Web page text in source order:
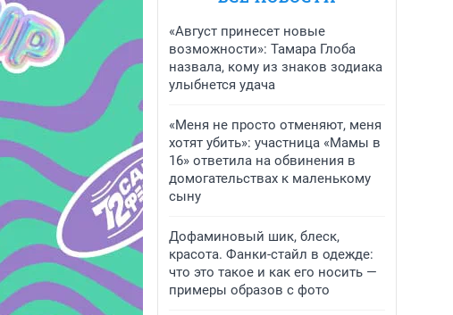
«Август принесет новые
возможности»: Тамара Глоба
назвала, кому из знаков зодиака
улыбнется удача
«Меня не просто отменяют, меня
хотят убить»: участница «Мамы в
16» ответила на обвинения в
домогательствах к маленькому
сыну
Дофаминовый шик, блеск,
красота. Фанки-стайл в одежде:
что это такое и как его носить —
примеры образов с фото